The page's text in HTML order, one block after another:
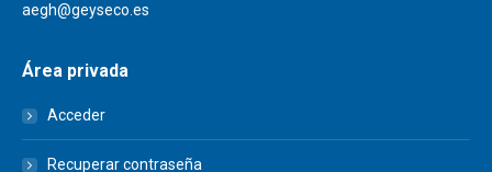
aegh@geyseco.es
Área privada
Acceder
Recuperar contraseña